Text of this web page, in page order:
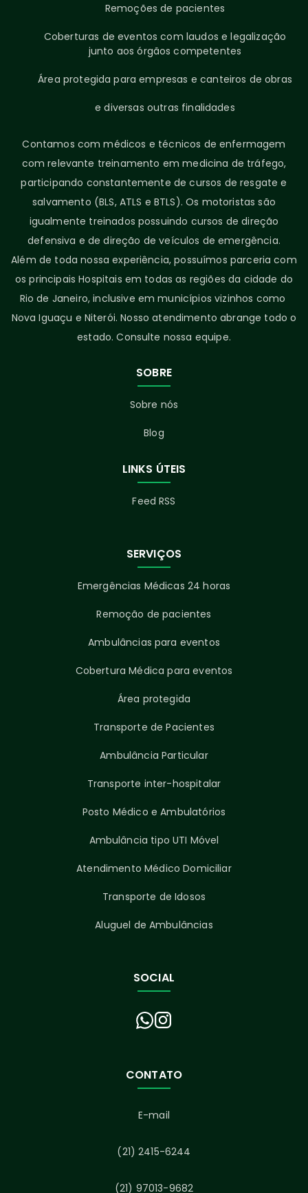
Remoções de pacientes
Coberturas de eventos com laudos e legalização
junto aos órgãos competentes
Área protegida para empresas e canteiros de obras
e diversas outras finalidades
Contamos com médicos e técnicos de enfermagem
com relevante treinamento em medicina de tráfego,
participando constantemente de cursos de resgate e
salvamento (BLS, ATLS e BTLS). Os motoristas são
igualmente treinados possuindo cursos de direção
defensiva e de direção de veículos de emergência.
Além de toda nossa experiência, possuímos parceria com
os principais Hospitais em todas as regiões da cidade do
Rio de Janeiro, inclusive em municípios vizinhos como
Nova Iguaçu e Niterói. Nosso atendimento abrange todo o
estado. Consulte nossa equipe.
SOBRE
Sobre nós
Blog
LINKS ÚTEIS
Feed RSS
SERVIÇOS
Emergências Médicas 24 horas
Remoção de pacientes
Ambulâncias para eventos
Cobertura Médica para eventos
Área protegida
Transporte de Pacientes
Ambulância Particular
Transporte inter-hospitalar
Posto Médico e Ambulatórios
Ambulância tipo UTI Móvel
Atendimento Médico Domiciliar
Transporte de Idosos
Aluguel de Ambulâncias
SOCIAL
CONTATO
E-mail
(21) 2415-6244
(21) 97013-9682